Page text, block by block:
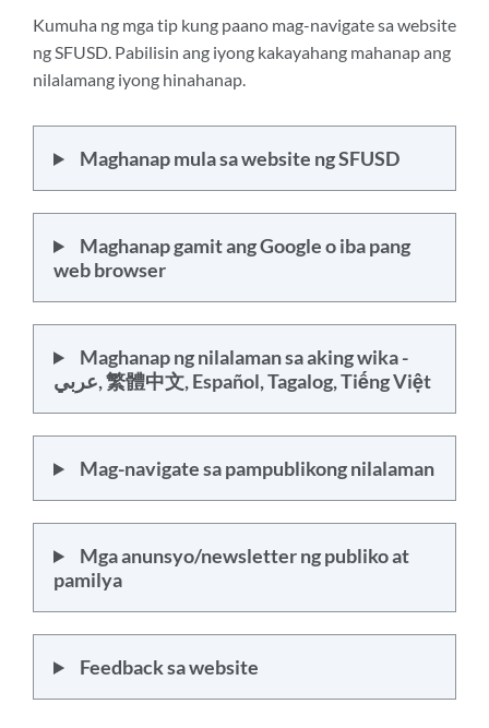
ito
Kumuha ng mga tip kung paano mag-navigate sa website
ng SFUSD. Pabilisin ang iyong kakayahang mahanap ang
nilalamang iyong hinahanap.
Maghanap mula sa website ng SFUSD
Maghanap gamit ang Google o iba pang
web browser
Maghanap ng nilalaman sa aking wika -
عربي, 繁體中文, Español, Tagalog, Tiếng Việt
Mag-navigate sa pampublikong nilalaman
Mga anunsyo/newsletter ng publiko at
pamilya
Feedback sa website